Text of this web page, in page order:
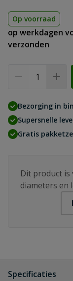
Op voorraad
op werkdagen
verzonden
Bezorging in
Supersnelle
Gratis
Dit product
diameters en
Specificaties